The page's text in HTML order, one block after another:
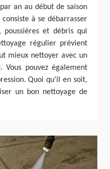
an au début de saison
à se débarrasser
poussières et débris qui
régulier prévient
mieux nettoyer avec un
Vous pouvez également
Quoi qu’il en soit,
un bon nettoyage de